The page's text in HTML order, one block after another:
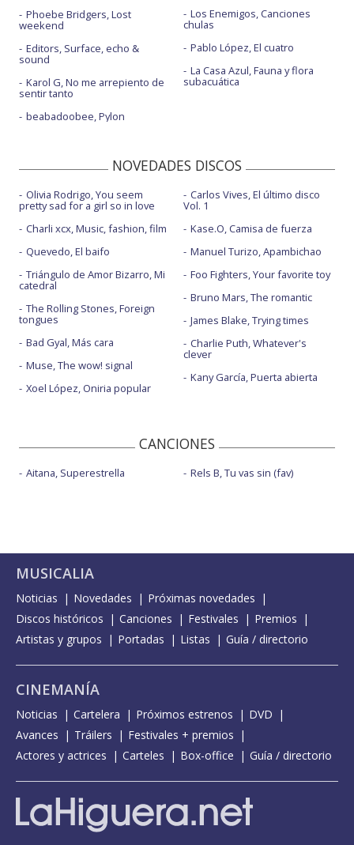
Phoebe Bridgers, Lost
weekend
Editors, Surface, echo &
sound
Karol G, No me arrepiento de
sentir tanto
beabadoobee, Pylon
Los Enemigos, Canciones
chulas
Pablo López, El cuatro
La Casa Azul, Fauna y flora
subacuática
NOVEDADES DISCOS
Olivia Rodrigo, You seem
pretty sad for a girl so in love
Charli xcx, Music, fashion, film
Quevedo, El baifo
Triángulo de Amor Bizarro, Mi
catedral
The Rolling Stones, Foreign
tongues
Bad Gyal, Más cara
Muse, The wow! signal
Xoel López, Oniria popular
Carlos Vives, El último disco
Vol. 1
Kase.O, Camisa de fuerza
Manuel Turizo, Apambichao
Foo Fighters, Your favorite toy
Bruno Mars, The romantic
James Blake, Trying times
Charlie Puth, Whatever's
clever
Kany García, Puerta abierta
CANCIONES
Aitana, Superestrella Rels B, Tu vas sin (fav)
MUSICALIA
Noticias Novedades
Próximas novedades
Discos históricos
Canciones Festivales
Premios
Artistas y grupos
Portadas Listas Guía / directorio
CINEMANÍA
Noticias Cartelera Próximos estrenos
DVD
Avances
Tráilers
Festivales + premios
Actores y actrices
Carteles Box-office Guía / directorio